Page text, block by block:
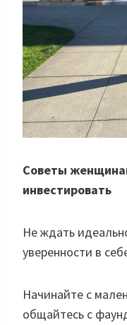
Советы
инвестировать
Не ждать
уверенности в
Начинайте с
общайтесь с